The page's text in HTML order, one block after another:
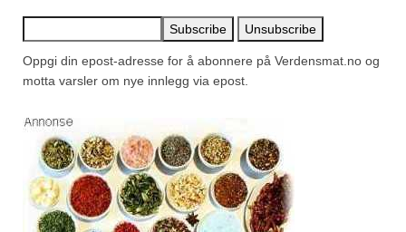
Oppgi din epost-adresse for å abonnere på Verdensmat.no og
motta varsler om nye innlegg via epost.